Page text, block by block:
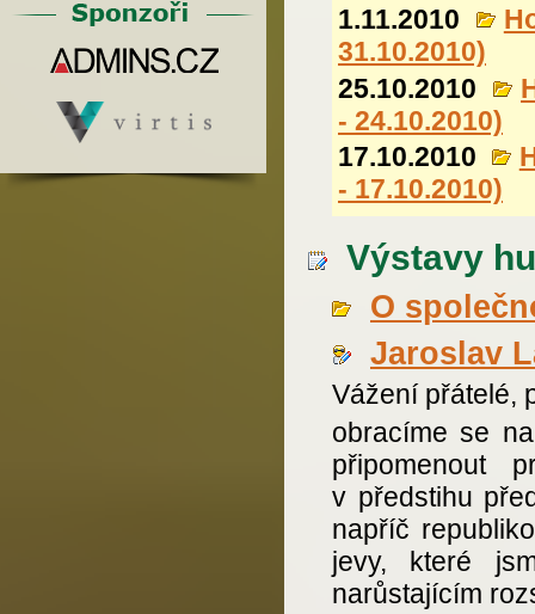
1.11.2010
31.10.2010)
25.10.2010
- 24.10.2010)
17.10.2010
- 17.10.2010)
Výstavy
O
Jaroslav
Vážení přátelé,
obracíme se
připomenout
v předstihu
napříč
jevy, které
narůstajícím